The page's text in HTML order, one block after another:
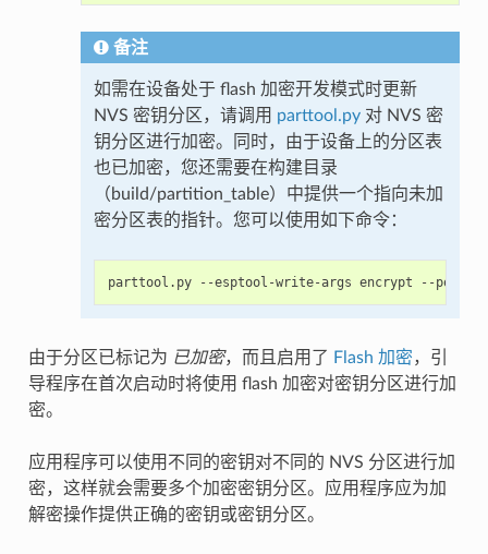
备注
如需在设备处于 flash 加密开发模式时更新
NVS 密钥分区，请调用 parttool.py 对 NVS 密
钥分区进行加密。同时，由于设备上的分区表
也已加密，您还需要在构建目录
（build/partition_table）中提供一个指向未加
密分区表的指针。您可以使用如下命令：
由于分区已标记为 已加密，而且启用了 Flash 加密，引
导程序在首次启动时将使用 flash 加密对密钥分区进行加
密。
应用程序可以使用不同的密钥对不同的 NVS 分区进行加
密，这样就会需要多个加密密钥分区。应用程序应为加
解密操作提供正确的密钥或密钥分区。